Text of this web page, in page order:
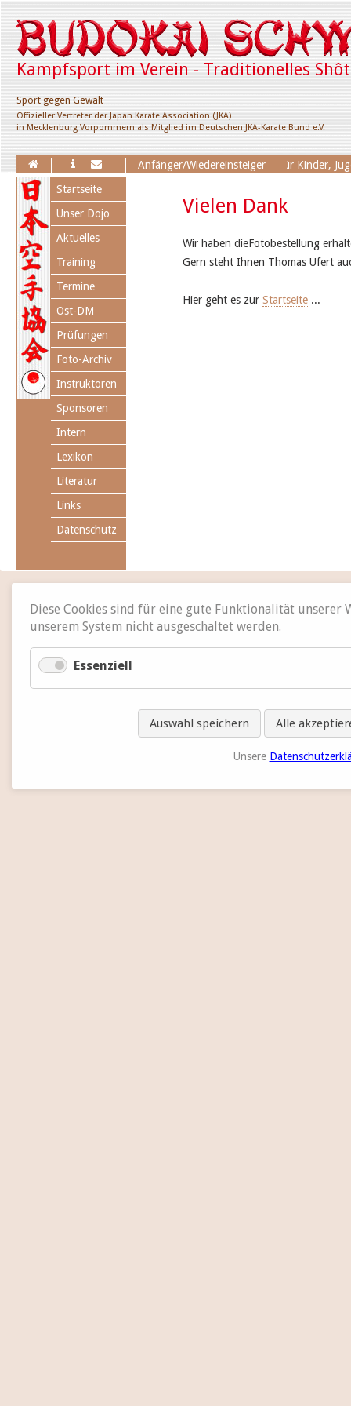
Kampfsport im Verein - Traditionelles
Sport gegen Gewalt
Offizieller Vertreter der Japan Karate Association (JKA)
in Mecklenburg Vorpommern als Mitglied im Deutschen JKA-Karate Bund e.V.
Anfänger/Wiedereinsteiger
Erweiterung des Trainingsangebotes für Kinder,
Vielen Dank
Wir haben dieFotobestellung
Gern steht Ihnen Thomas Ufert
Hier geht es zur Startseite ...
Navigation
überspringen
Startseite
Unser Dojo
Aktuelles
Training
Termine
Ost-DM
Prüfungen
Foto-Archiv
Instruktoren
Sponsoren
Intern
Lexikon
Literatur
Links
Datenschutz
Diese Cookies sind für eine gute Funktionalität unserer
unserem System nicht ausgeschaltet werden.
Essenziell
Auswahl speichern Alle
Unsere